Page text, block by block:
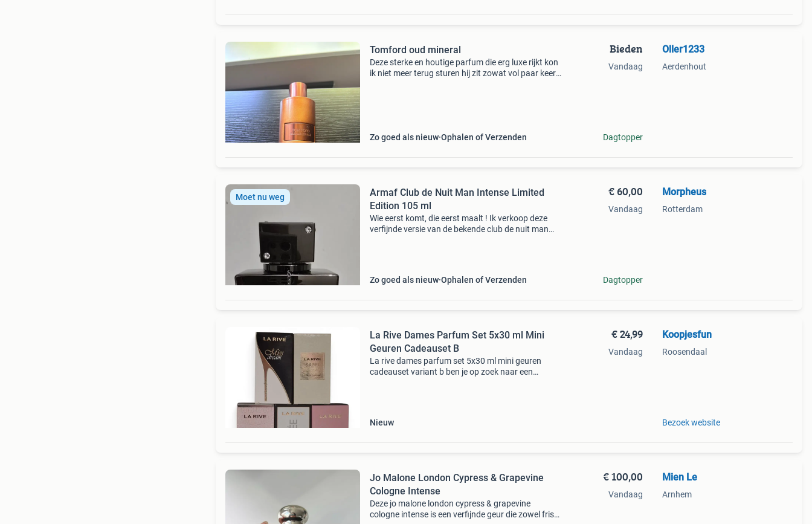
Tomford oud mineral
Deze sterke en houtige parfum die erg luxe rijkt kon
ik niet meer terug sturen hij zit zowat vol paar keer
Zo goed als nieuw Ophalen of Verzenden
Bieden
Vandaag
Dagtopper
Oller1233
Aerdenhout
Moet nu weg
Armaf Club de Nuit Man Intense Limited
Edition 105 ml
Wie eerst komt, die eerst maalt ! Ik verkoop deze
verfijnde versie van de bekende club de nuit man
Zo goed als nieuw Ophalen of Verzenden
€ 60,00
Vandaag
Dagtopper
Morpheus
Rotterdam
La Rive Dames Parfum Set 5x30 ml Mini
Geuren Cadeauset B
La rive dames parfum set 5x30 ml mini geuren
cadeauset variant b ben je op zoek naar een
Nieuw
€ 24,99
Vandaag
Koopjesfun
Roosendaal
Bezoek website
Jo Malone London Cypress & Grapevine
Cologne Intense
Deze jo malone london cypress & grapevine
cologne intense is een verfijnde geur die zowel fris
€ 100,00
Vandaag
Mien Le
Arnhem